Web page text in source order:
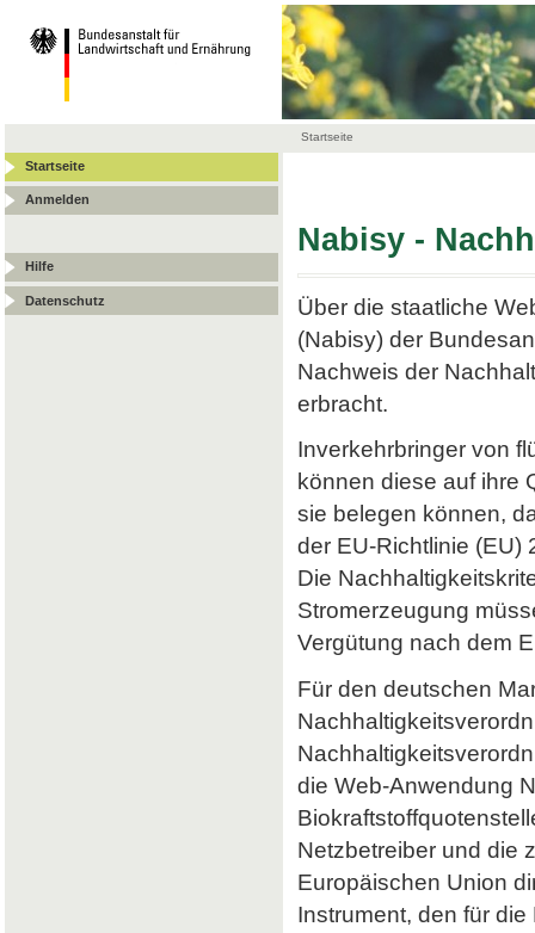
Startseite
Startseite
Anmelden
Hilfe
Datenschutz
Nabisy -
Über die staatliche
(Nabisy) der
Nachweis der
erbracht.
Inverkehrbringer von
können diese auf ihre
sie belegen können,
der EU-Richtlinie (EU)
Die
Stromerzeugung
Vergütung nach dem
Für den deutschen
die Web-Anwendung
Netzbetreiber und die
Europäischen Union
Instrument, den für